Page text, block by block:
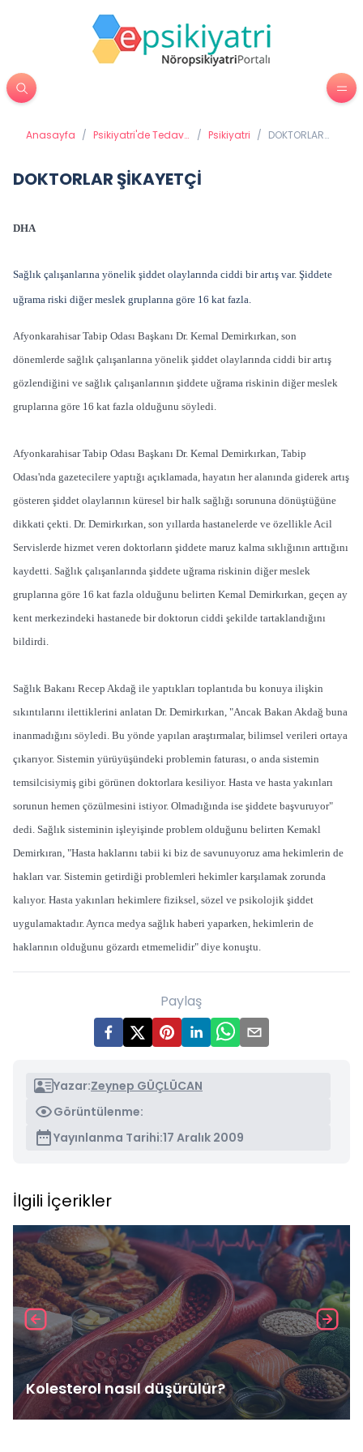
Anasayfa / Psikiyatri'de Tedavi
/ Psikiyatri / DOKTORLAR
DOKTORLAR ŞİKAYETÇİ
DHA
Sağlık çalışanlarına yönelik şiddet olaylarında ciddi bir artış var. Şiddete
uğrama riski diğer meslek gruplarına göre 16 kat fazla.
Afyonkarahisar Tabip Odası Başkanı Dr. Kemal Demirkırkan, son
dönemlerde sağlık çalışanlarına yönelik şiddet olaylarında ciddi bir artış
gözlendiğini ve sağlık çalışanlarının şiddete uğrama riskinin diğer meslek
gruplarına göre 16 kat fazla olduğunu söyledi.
Afyonkarahisar Tabip Odası Başkanı Dr. Kemal Demirkırkan, Tabip
Odası'nda gazetecilere yaptığı açıklamada, hayatın her alanında giderek artış
gösteren şiddet olaylarının küresel bir halk sağlığı sorununa dönüştüğüne
dikkati çekti. Dr. Demirkırkan, son yıllarda hastanelerde ve özellikle Acil
Servislerde hizmet veren doktorların şiddete maruz kalma sıklığının arttığını
kaydetti. Sağlık çalışanlarında şiddete uğrama riskinin diğer meslek
gruplarına göre 16 kat fazla olduğunu belirten Kemal Demirkırkan, geçen ay
kent merkezindeki hastanede bir doktorun ciddi şekilde tartaklandığını
bildirdi.
Sağlık Bakanı Recep Akdağ ile yaptıkları toplantıda bu konuya ilişkin
sıkıntılarını ilettiklerini anlatan Dr. Demirkırkan, "Ancak Bakan Akdağ buna
inanmadığını söyledi. Bu yönde yapılan araştırmalar, bilimsel verileri ortaya
çıkarıyor. Sistemin yürüyüşündeki problemin faturası, o anda sistemin
temsilcisiymiş gibi görünen doktorlara kesiliyor. Hasta ve hasta yakınları
sorunun hemen çözülmesini istiyor. Olmadığında ise şiddete başvuruyor"
dedi. Sağlık sisteminin işleyişinde problem olduğunu belirten Kemakl
Demirkıran, "Hasta haklarını tabii ki biz de savunuyoruz ama hekimlerin de
hakları var. Sistemin getirdiği problemleri hekimler karşılamak zorunda
kalıyor. Hasta yakınları hekimlere fiziksel, sözel ve psikolojik şiddet
uygulamaktadır. Ayrıca medya sağlık haberi yaparken, hekimlerin de
haklarının olduğunu gözardı etmemelidir" diye konuştu.
Paylaş
Yazar:Zeynep GÜÇLÜCAN
Görüntülenme:
Yayınlanma Tarihi:17 Aralık 2009
İlgili İçerikler
Kolesterol nasıl düşürülür?